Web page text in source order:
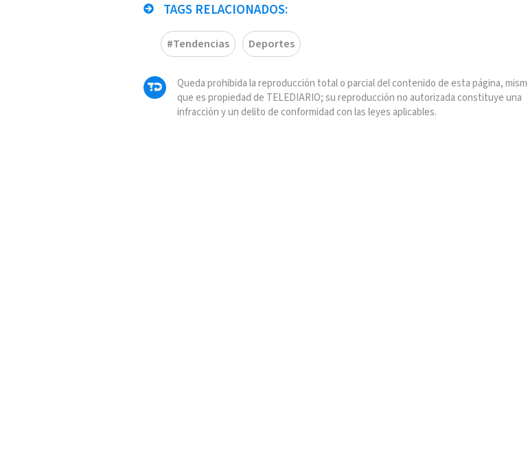
TAGS RELACIONADOS:
#Tendencias Deportes
Queda prohibida la reproducción total o parcial del contenido de esta página,
que es propiedad de TELEDIARIO; su reproducción no autorizada constituye una
infracción y un delito de conformidad con las leyes aplicables.